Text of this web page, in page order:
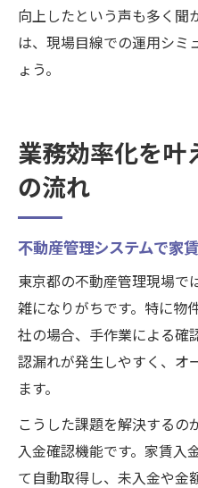
向上したという声も多く聞
は、現場目線での運用シミ
ょう。
業務効率化を叶
の流れ
不動産管理システムで家
東京都の不動産管理現場で
雑になりがちです。特に物
社の場合、手作業による確
認漏れが発生しやすく、オ
ます。
こうした課題を解決するの
入金確認機能です。家賃入
て自動取得し、未入金や金